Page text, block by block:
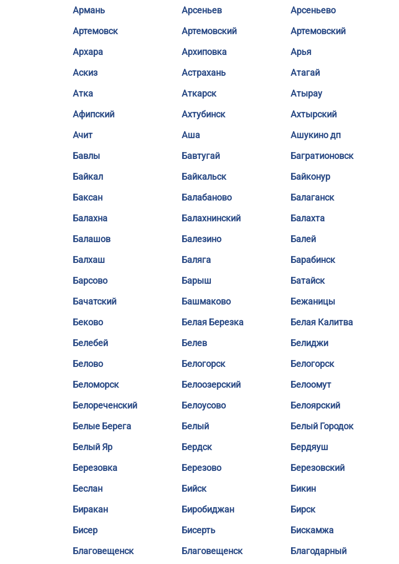
Армань
Арсеньев Арсеньево
Артемовск
Артемовский Артемовский
Архара
Архиповка Арья
Аскиз
Астрахань Атагай
Атка
Аткарск Атырау
Афипский
Ахтубинск Ахтырский
Ачит
Аша Ашукино дп
Бавлы
Бавтугай Багратионовск
Байкал
Байкальск Байконур
Баксан
Балабаново Балаганск
Балахна
Балахнинский Балахта
Балашов
Балезино Балей
Балхаш
Баляга Барабинск
Барсово
Барыш Батайск
Бачатский
Башмаково Бежаницы
Беково
Белая Березка Белая Калитва
Белебей
Белев Белиджи
Белово
Белогорск Белогорск
Беломорск
Белоозерский Белоомут
Белореченский
Белоусово Белоярский
Белые Берега
Белый Белый Городок
Белый Яр
Бердск Бердяуш
Березовка
Березово Березовский
Беслан
Бийск Бикин
Биракан
Биробиджан Бирск
Бисер
Бисерть Бискамжа
Благовещенск
Благовещенск Благодарный